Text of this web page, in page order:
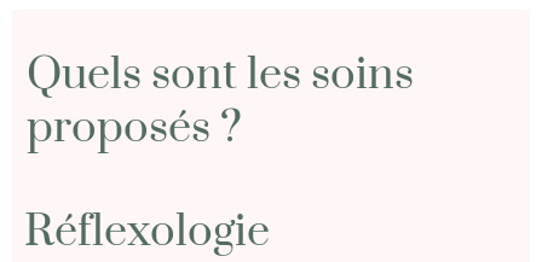
Quels sont les soins
proposés ?
Réflexologie